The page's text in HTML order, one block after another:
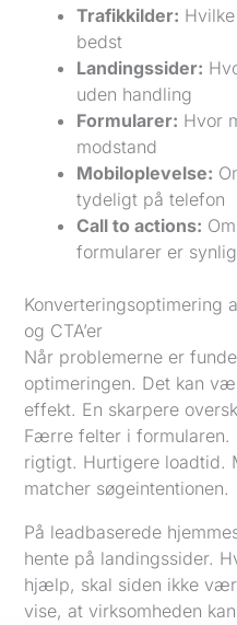
Trafikkilder:
bedst
Landingssider:
uden handling
Formularer: Hvor
modstand
Mobiloplevelse:
tydeligt på telefon
Call to actions:
formularer er
Konverteringsoptimering
og CTA’er
Når problemerne er
optimeringen. Det kan
effekt. En skarpere
Færre felter i formularen.
rigtigt. Hurtigere loadtid.
matcher søgeintentionen.
På leadbaserede
hente på landingssider.
hjælp, skal siden ikke
vise, at virksomheden